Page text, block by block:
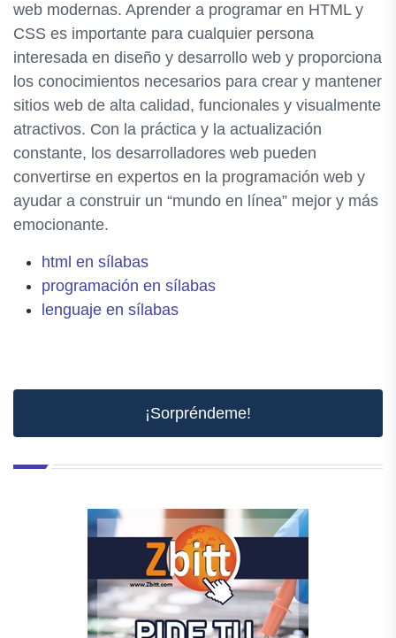
web modernas. Aprender a programar en HTML y
CSS es importante para cualquier persona
interesada en diseño y desarrollo web y proporciona
los conocimientos necesarios para crear y mantener
sitios web de alta calidad, funcionales y visualmente
atractivos. Con la práctica y la actualización
constante, los desarrolladores web pueden
convertirse en expertos en la programación web y
ayudar a construir un “mundo en línea” mejor y más
emocionante.
html en sílabas
programación en sílabas
lenguaje en sílabas
¡Sorpréndeme!